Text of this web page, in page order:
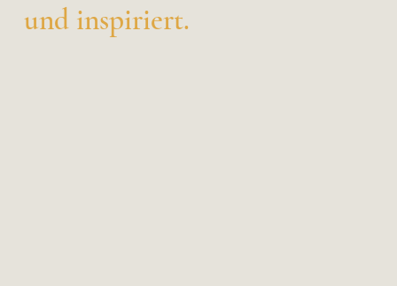
und inspiriert.